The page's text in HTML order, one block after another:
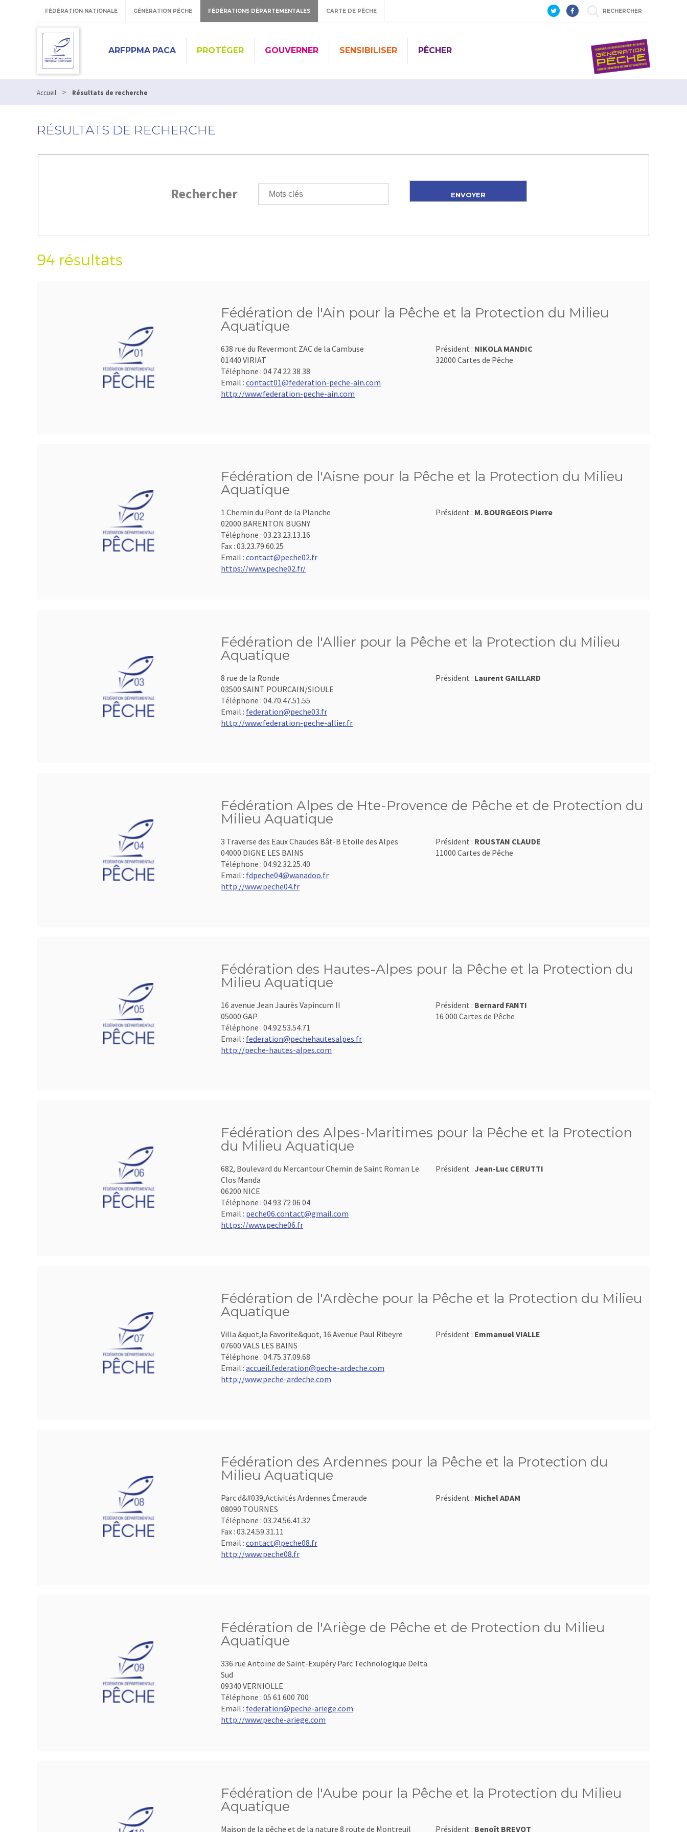
FÉDÉRATION NATIONALE GÉNÉRATION PÊCHE FÉDÉRATIONS DÉPARTEMENTALES CARTE DE PÊCHE RECHERCHER
ARFPPMA PACA PROTÉGER GOUVERNER SENSIBILISER PÊCHER
Accueil > Résultats de recherche
RÉSULTATS DE RECHERCHE
Rechercher
94 résultats
Fédération de l'Ain pour la Pêche et la Protection du Milieu
Aquatique
638 rue du Revermont ZAC de la Cambuse
01440 VIRIAT
Téléphone : 04 74 22 38 38
Email : contact01@federation-peche-ain.com
http://www.federation-peche-ain.com
Président : NIKOLA MANDIC
32000 Cartes de Pêche
Fédération de l'Aisne pour la Pêche et la Protection du Milieu
Aquatique
1 Chemin du Pont de la Planche
02000 BARENTON BUGNY
Téléphone : 03.23.23.13.16
Fax : 03.23.79.60.25
Email : contact@peche02.fr
https://www.peche02.fr/
Président : M. BOURGEOIS Pierre
Fédération de l'Allier pour la Pêche et la Protection du Milieu
Aquatique
8 rue de la Ronde
03500 SAINT POURCAIN/SIOULE
Téléphone : 04.70.47.51.55
Email : federation@peche03.fr
http://www.federation-peche-allier.fr
Président : Laurent GAILLARD
Fédération Alpes de Hte-Provence de Pêche et de Protection du
Milieu Aquatique
3 Traverse des Eaux Chaudes Bât-B Etoile des Alpes
04000 DIGNE LES BAINS
Téléphone : 04.92.32.25.40
Email : fdpeche04@wanadoo.fr
http://www.peche04.fr
Président : ROUSTAN CLAUDE
11000 Cartes de Pêche
Fédération des Hautes-Alpes pour la Pêche et la Protection du
Milieu Aquatique
16 avenue Jean Jaurès Vapincum II
05000 GAP
Téléphone : 04.92.53.54.71
Email : federation@pechehautesalpes.fr
http://peche-hautes-alpes.com
Président : Bernard FANTI
16 000 Cartes de Pêche
Fédération des Alpes-Maritimes pour la Pêche et la Protection
du Milieu Aquatique
682, Boulevard du Mercantour Chemin de Saint Roman Le
Clos Manda
06200 NICE
Téléphone : 04 93 72 06 04
Email : peche06.contact@gmail.com
https://www.peche06.fr
Président : Jean-Luc CERUTTI
Fédération de l'Ardèche pour la Pêche et la Protection du Milieu
Aquatique
Villa &quot,la Favorite&quot, 16 Avenue Paul Ribeyre
07600 VALS LES BAINS
Téléphone : 04.75.37.09.68
Email : accueil.federation@peche-ardeche.com
http://www.peche-ardeche.com
Président : Emmanuel VIALLE
Fédération des Ardennes pour la Pêche et la Protection du
Milieu Aquatique
Parc d&#039,Activités Ardennes Émeraude
08090 TOURNES
Téléphone : 03.24.56.41.32
Fax : 03.24.59.31.11
Email : contact@peche08.fr
http://www.peche08.fr
Président : Michel ADAM
Fédération de l'Ariège de Pêche et de Protection du Milieu
Aquatique
336 rue Antoine de Saint-Exupéry Parc Technologique Delta
Sud
09340 VERNIOLLE
Téléphone : 05 61 600 700
Email : federation@peche-ariege.com
http://www.peche-ariege.com
Fédération de l'Aube pour la Pêche et la Protection du Milieu
Aquatique
Maison de la pêche et de la nature 8 route de Montreuil Président : Benoît BREVOT